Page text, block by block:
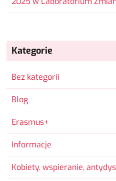
Kategorie
Bez kategorii
Blog
Erasmus+
Informacje
Kobiety, wspieranie,